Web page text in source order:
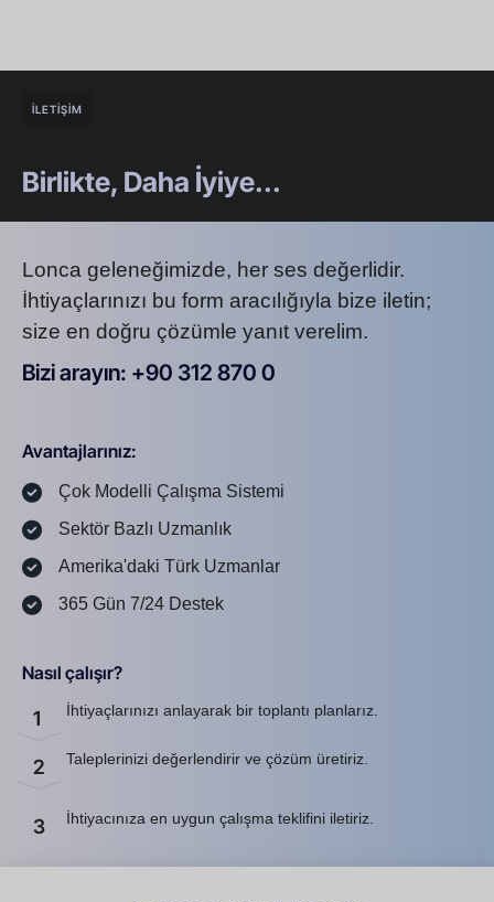
İLETİŞİM
Birlikte, Daha İyiye...
Lonca geleneğimizde, her ses değerlidir.
İhtiyaçlarınızı bu form aracılığıyla bize iletin;
size en doğru çözümle yanıt verelim.
Bizi arayın: +90 312 870 0
Avantajlarınız:
Çok Modelli Çalışma Sistemi
Sektör Bazlı Uzmanlık
Amerika'daki Türk Uzmanlar
365 Gün 7/24 Destek
Nasıl çalışır?
1 İhtiyaçlarınızı anlayarak bir toplantı planlarız.
2 Taleplerinizi değerlendirir ve çözüm üretiriz.
3 İhtiyacınıza en uygun çalışma teklifini iletiriz.